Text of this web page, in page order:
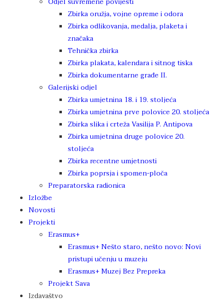
Zbirka oružja, vojne opreme i odora
Zbirka odlikovanja, medalja, plaketa i
značaka
Tehnička zbirka
Zbirka plakata, kalendara i sitnog tiska
Zbirka dokumentarne građe II.
Galerijski odjel
Zbirka umjetnina 18. i 19. stoljeća
Zbirka umjetnina prve polovice 20. stoljeća
Zbirka slika i crteža Vasilija P. Antipova
Zbirka umjetnina druge polovice 20.
stoljeća
Zbirka recentne umjetnosti
Zbirka poprsja i spomen-ploča
Preparatorska radionica
Izložbe
Novosti
Projekti
Erasmus+
Erasmus+ Nešto staro, nešto novo: Novi
pristupi učenju u muzeju
Erasmus+ Muzej Bez Prepreka
Projekt Sava
Izdavaštvo